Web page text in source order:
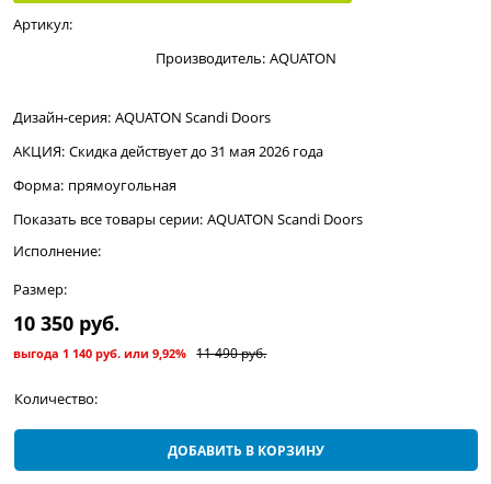
Артикул:
Производитель: AQUATON
Дизайн-серия: AQUATON Scandi Doors
АКЦИЯ: Скидка действует до 31 мая 2026 года
Форма: прямоугольная
Показать все товары серии: AQUATON Scandi Doors
Исполнение:
Размер:
11 490 руб.
10 350 руб.
выгода 1 140 руб. или 9,92%
Количество:
ДОБАВИТЬ В КОРЗИНУ